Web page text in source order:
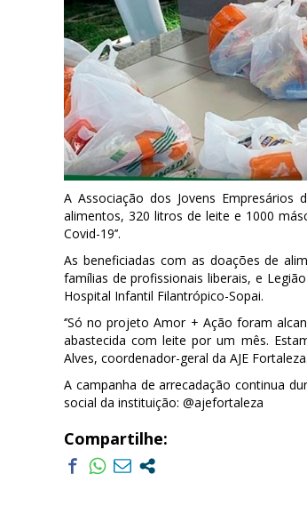
A Associação dos Jovens Empresários
alimentos, 320 litros de leite e 1000
Covid-19’’.
As beneficiadas com as doações de
famílias de profissionais liberais, e
Hospital Infantil Filantrópico-Sopai.
‘’Só no projeto Amor + Ação foram
abastecida com leite por um mês.
Alves, coordenador-geral da AJE Fortaleza.
A campanha de arrecadação continua
social da instituição: @ajefortaleza
Compartilhe: